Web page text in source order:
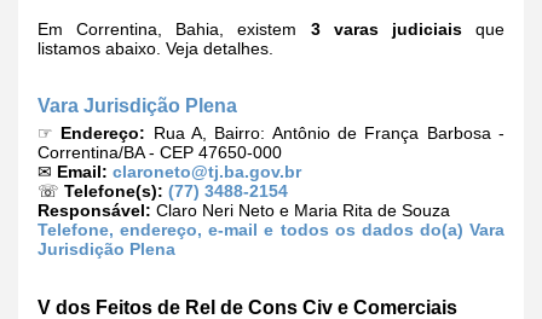
Em Correntina, Bahia, existem 3 varas judiciaisque
listamos abaixo. Veja detalhes.
Vara Jurisdição Plena
☞ Endereço: Rua A, Bairro: Antônio de França Barbosa -
Correntina/BA - CEP 47650-000
✉ Email: claroneto@tj.ba.gov.br
☏ Telefone(s): (77) 3488-2154
Responsável: Claro Neri Neto e Maria Rita de Souza
Telefone, endereço, e-mail e todos os dados do(a) Vara
Jurisdição Plena
V dos Feitos de Rel de Cons Civ e Comerciais